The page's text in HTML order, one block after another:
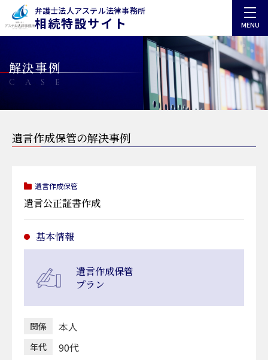
弁護士法人アステル法律事務所
相続特設サイト MENU
解決事例
CASE
遺言作成保管の解決事例
遺言作成保管
遺言公正証書作成
基本情報
遺言作成保管
プラン
関係 本人
年代 90代